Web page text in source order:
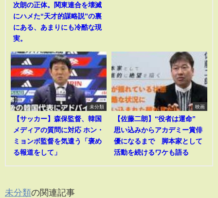
次朗の正体。関東連合を壊滅
にハメた“天才的謀略説”の裏
にある、あまりにも冷酷な現
実。
未分類
【サッカー】森保監督、韓国
メディアの質問に対応 ホン・
ミョンボ監督を気遣う「褒め
る報道をして」
映画
【佐藤二朗】“役者は運命”
思い込みからアカデミー賞俳
優になるまで 脚本家として
活動を続けるワケも語る
未分類の関連記事